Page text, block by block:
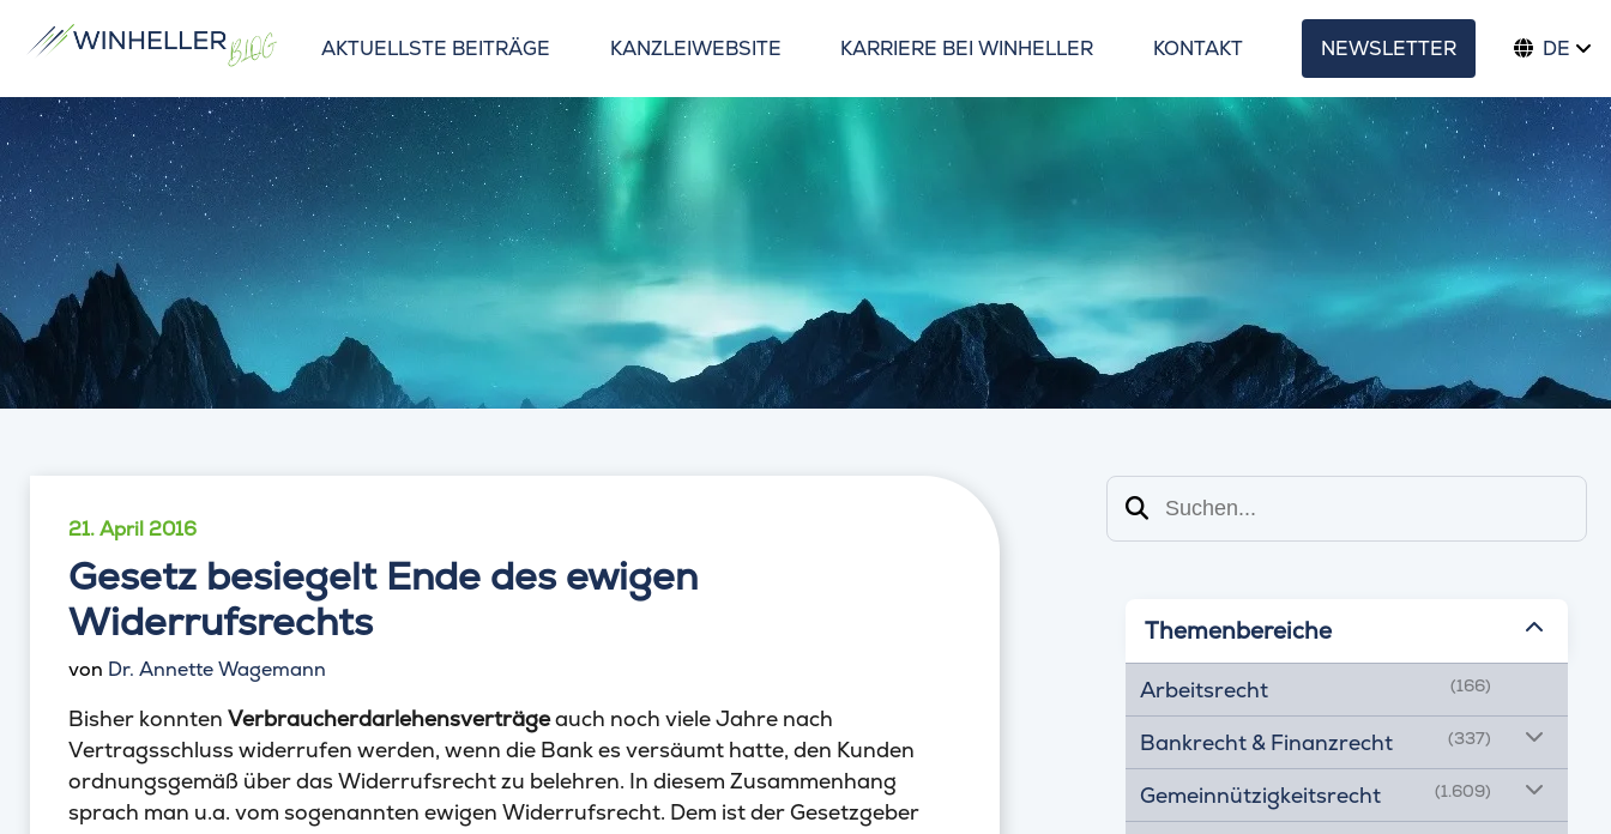
AKTUELLSTE BEITRÄGE KANZLEIWEBSITE KARRIERE BEI WINHELLER KONTAKT NEWSLETTER DE
21. April 2016
Gesetz besiegelt Ende des ewigen
Widerrufsrechts
von Dr. Annette Wagemann
Bisher konnten Verbraucherdarlehensverträgeauch noch viele Jahre nach
Vertragsschluss widerrufen werden, wenn die Bank es versäumt hatte, den Kunden
ordnungsgemäß über das Widerrufsrecht zu belehren. In diesem Zusammenhang
sprach man u.a. vom sogenannten ewigen Widerrufsrecht. Dem ist der Gesetzgeber
Suchen
Themenbereiche
Arbeitsrecht (166)
Bankrecht & Finanzrecht (337)
Gemeinnützigkeitsrecht (1.609)